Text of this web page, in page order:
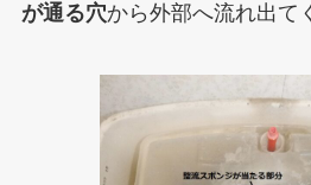
が通る穴から外部へ流れ出て